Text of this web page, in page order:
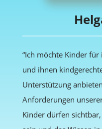
“Ich möchte Kinder
und ihnen
Unterstützung
Anforderungen
Kinder dürfen